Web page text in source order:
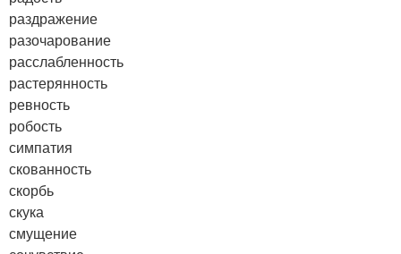
раздражение
разочарование
расслабленность
растерянность
ревность
робость
симпатия
скованность
скорбь
скука
смущение